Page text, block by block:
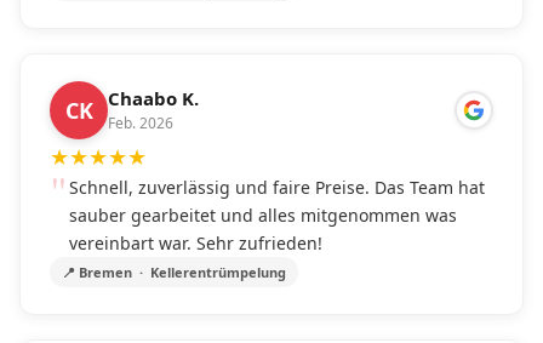
CK Chaabo K.
Feb. 2026
★★★★★
Schnell, zuverlässig und faire Preise. Das Team hat
sauber gearbeitet und alles mitgenommen was
vereinbart war. Sehr zufrieden!
📍 Bremen · Kellerentrümpelung